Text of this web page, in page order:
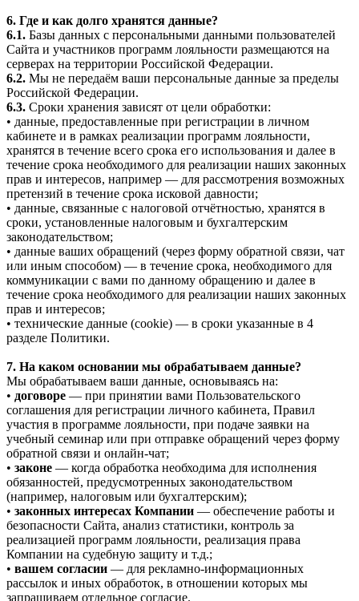
6. Где и как долго хранятся данные?
6.1. Базы данных с персональными данными пользователей
Сайта и участников программ лояльности размещаются на
серверах на территории Российской Федерации.
6.2. Мы не передаём ваши персональные данные за пределы
Российской Федерации.
6.3. Сроки хранения зависят от цели обработки:
• данные, предоставленные при регистрации в личном
кабинете и в рамках реализации программ лояльности,
хранятся в течение всего срока его использования и далее в
течение срока необходимого для реализации наших законных
прав и интересов, например — для рассмотрения возможных
претензий в течение срока исковой давности;
• данные, связанные с налоговой отчётностью, хранятся в
сроки, установленные налоговым и бухгалтерским
законодательством;
• данные ваших обращений (через форму обратной связи, чат
или иным способом) — в течение срока, необходимого для
коммуникации с вами по данному обращению и далее в
течение срока необходимого для реализации наших законных
прав и интересов;
• технические данные (cookie) — в сроки указанные в 4
разделе Политики.
7. На каком основании мы обрабатываем данные?
Мы обрабатываем ваши данные, основываясь на:
• договоре — при принятии вами Пользовательского
соглашения для регистрации личного кабинета, Правил
участия в программе лояльности, при подаче заявки на
учебный семинар или при отправке обращений через форму
обратной связи и онлайн-чат;
• законе — когда обработка необходима для исполнения
обязанностей, предусмотренных законодательством
(например, налоговым или бухгалтерским);
• законных интересах Компании — обеспечение работы и
безопасности Сайта, анализ статистики, контроль за
реализацией программ лояльности, реализация права
Компании на судебную защиту и т.д.;
• вашем согласии — для рекламно-информационных
рассылок и иных обработок, в отношении которых мы
запрашиваем отдельное согласие.